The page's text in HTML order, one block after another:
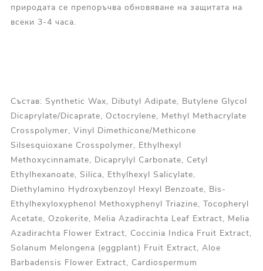
природата се препоръчва обновяване на защитата на
всеки 3-4 часа.
Състав: Synthetic Wax, Dibutyl Adipate, Butylene Glycol
Dicaprylate/Dicaprate, Octocrylene, Methyl Methacrylate
Crosspolymer, Vinyl Dimethicone/Methicone
Silsesquioxane Crosspolymer, Ethylhexyl
Methoxycinnamate, Dicaprylyl Carbonate, Cetyl
Ethylhexanoate, Silica, Ethylhexyl Salicylate,
Diethylamino Hydroxybenzoyl Hexyl Benzoate, Bis-
Ethylhexyloxyphenol Methoxyphenyl Triazine, Tocopheryl
Acetate, Ozokerite, Melia Azadirachta Leaf Extract, Melia
Azadirachta Flower Extract, Coccinia Indica Fruit Extract,
Solanum Melongena (eggplant) Fruit Extract, Aloe
Barbadensis Flower Extract, Cardiospermum